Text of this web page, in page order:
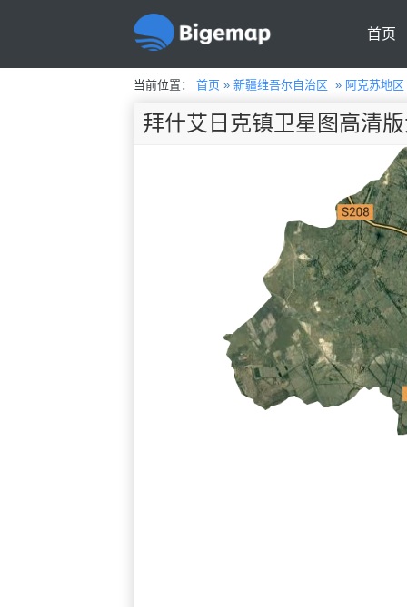
首页
当前位置： 首页» 新疆维吾尔自治区 » 阿克苏地区
拜什艾日克镇卫星图高清